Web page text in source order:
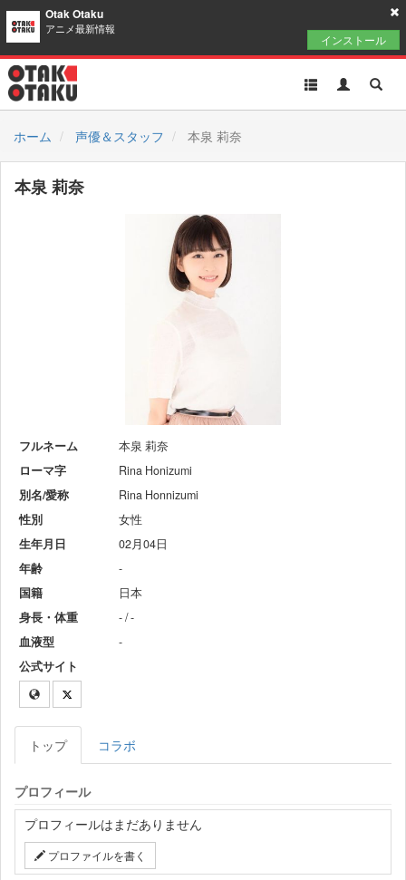
Otak Otaku
アニメ最新情報
インストール
Toggle
Toggle
ホーム
声優＆スタッフ 本泉 莉奈
本泉 莉奈
フルネーム
本泉 莉奈
ローマ字
Rina Honizumi
別名/愛称
Rina Honnizumi
性別
女性
生年月日
02月04日
年齢
-
国籍
日本
身長・体重
- / -
血液型
-
公式サイト
トップ コラボ
プロフィール
プロフィールはまだありません
プロファイルを書く